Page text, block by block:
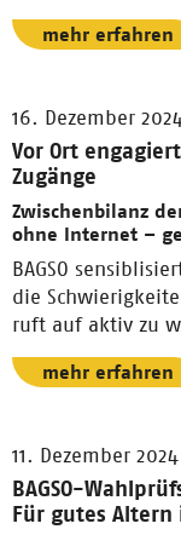
mehr erfahren
16. Dezember
Vor Ort
Zugänge
Zwischenbilanz
ohne Internet –
BAGSO
die
ruft auf aktiv zu
mehr erfahren
11. Dezember 2024
BAGSO-
Für gutes Altern